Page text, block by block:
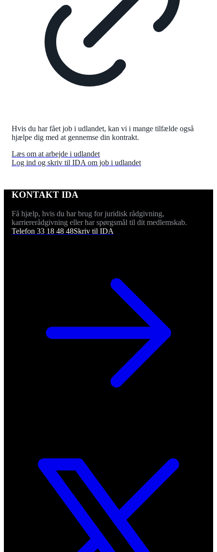
Hvis du har fået job i udlandet, kan vi i mange tilfælde også
hjælpe dig med at gennemse din kontrakt.
Læs om at arbejde i udlandet
Log ind og skriv til IDA om job i udlandet
KONTAKT IDA
Få hjælp, hvis du har brug for juridisk rådgivning,
karriererådgivning eller har spørgsmål til dit medlemskab.
Telefon 33 18 48 48Skriv til IDA